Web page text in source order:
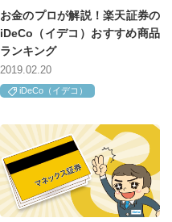
お金のプロが解説！楽天証券の
iDeCo（イデコ）おすすめ商品
ランキング
2019.02.20
iDeCo（イデコ）